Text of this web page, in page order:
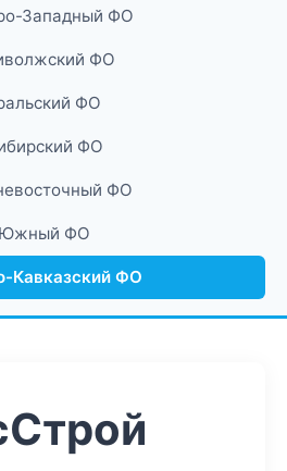
Западный ФО
ФО
ФО
ФО
ФО
Южный ФО
Кавказский ФО